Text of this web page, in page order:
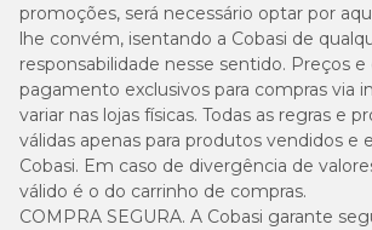
promoções, será necessário optar por
lhe convém, isentando a Cobasi de
responsabilidade nesse sentido. Preços
pagamento exclusivos para compras via
variar nas lojas físicas. Todas as regras e
válidas apenas para produtos vendidos e
Cobasi. Em caso de divergência de
válido é o do carrinho de compras.
COMPRA SEGURA. A Cobasi garante